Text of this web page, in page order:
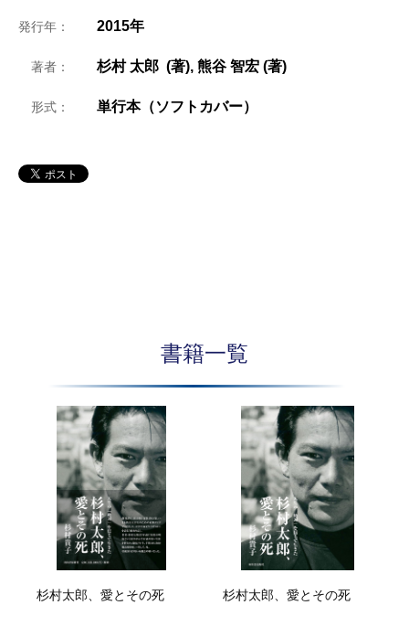
発行年： 2015年
著者： 杉村 太郎 (著), 熊谷 智宏 (著)
形式： 単行本（ソフトカバー）
書籍一覧
杉村太郎、愛とその死 杉村太郎、愛とその死